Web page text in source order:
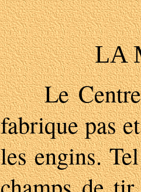
LA
Le Centre
fabrique pas
les engins.